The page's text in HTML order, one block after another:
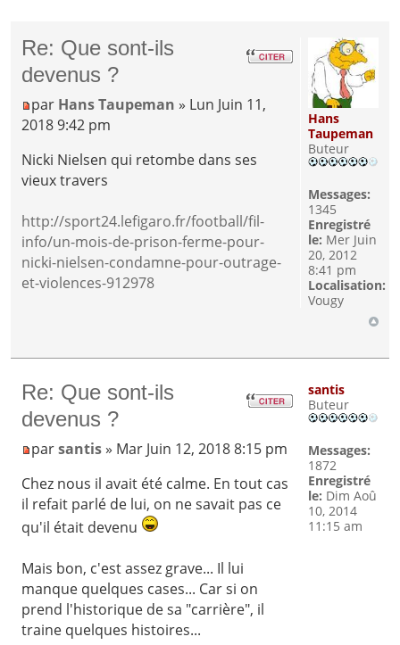
Re: Que sont-ils
devenus ?
par Hans Taupeman » Lun Juin 11,
2018 9:42 pm
Nicki Nielsen qui retombe dans ses
vieux travers
http://sport24.lefigaro.fr/football/fil-
info/un-mois-de-prison-ferme-pour-
nicki-nielsen-condamne-pour-outrage-
et-violences-912978
Hans
Taupeman
Buteur
Messages:
1345
Enregistré
le: Mer Juin
20, 2012
8:41 pm
Localisation:
Vougy
Re: Que sont-ils
devenus ?
parsantis» Mar Juin 12, 2018 8:15 pm
Chez nous il avait été calme. En tout cas
il refait parlé de lui, on ne savait pas ce
qu'il était devenu
Mais bon, c'est assez grave... Il lui
manque quelques cases... Car si on
prend l'historique de sa "carrière", il
traine quelques histoires...
santis
Buteur
Messages:
1872
Enregistré
le: Dim Aoû
10, 2014
11:15 am